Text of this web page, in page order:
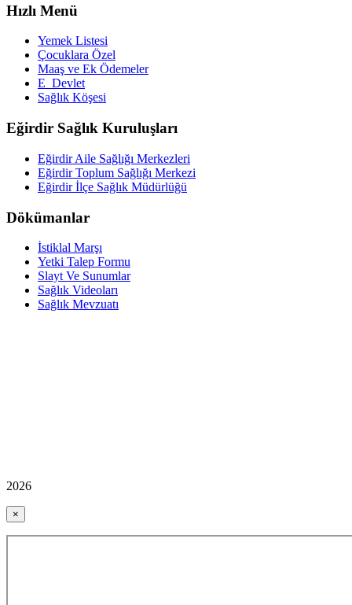
Hızlı Menü
Yemek Listesi
Çocuklara Özel
Maaş ve Ek Ödemeler
E_Devlet
Sağlık Köşesi
Eğirdir Sağlık Kuruluşları
Eğirdir Aile Sağlığı Merkezleri
Eğirdir Toplum Sağlığı Merkezi
Eğirdir İlçe Sağlık Müdürlüğü
Dökümanlar
İstiklal Marşı
Yetki Talep Formu
Slayt Ve Sunumlar
Sağlık Videoları
Sağlık Mevzuatı
2026
×